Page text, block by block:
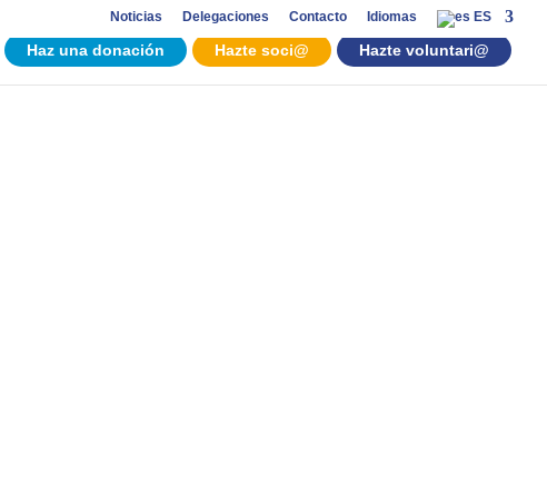
Noticias Delegaciones Contacto Idiomas ES
Haz una donación Hazte soci@ Hazte voluntari@